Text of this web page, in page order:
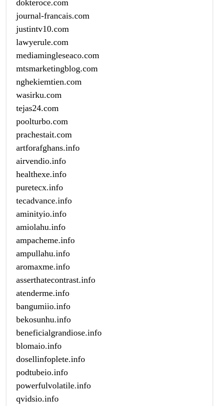
dokteroce.com
journal-francais.com
justintv10.com
lawyerule.com
mediamingleseaco.com
mtsmarketingblog.com
nghekiemtien.com
wasirku.com
tejas24.com
poolturbo.com
prachestait.com
artforafghans.info
airvendio.info
healthexe.info
puretecx.info
tecadvance.info
aminityio.info
amiolahu.info
ampacheme.info
ampullahu.info
aromaxme.info
asserthatecontrast.info
atenderme.info
bangumiio.info
bekosunhu.info
beneficialgrandiose.info
blomaio.info
dosellinfoplete.info
podtubeio.info
powerfulvolatile.info
qvidsio.info